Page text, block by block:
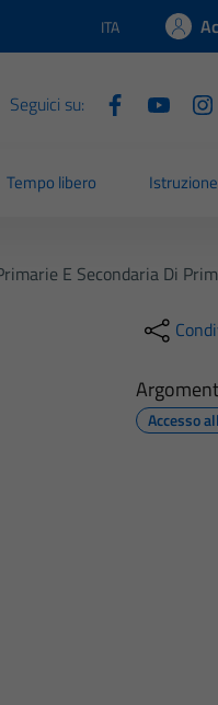
Lingua attiva:
ITA
Seguici su:
Tempo libero Istruzione
E Secondaria Di
Accesso